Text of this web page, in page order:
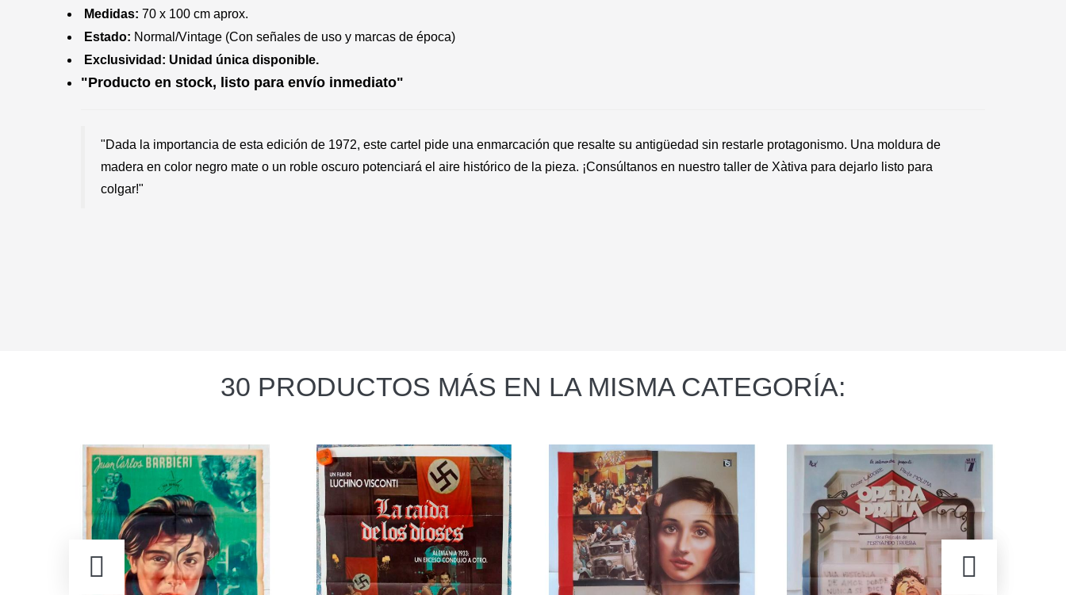
Medidas: 70 x 100 cm aprox.
Estado: Normal/Vintage (Con señales de uso y marcas de época)
Exclusividad: Unidad única disponible.
"Producto en stock, listo para envío inmediato"
"Dada la importancia de esta edición de 1972, este cartel pide una enmarcación que resalte su antigüedad sin restarle protagonismo. Una moldura de
madera en color negro mate o un roble oscuro potenciará el aire histórico de la pieza. ¡Consúltanos en nuestro taller de Xàtiva para dejarlo listo para
colgar!"
30 PRODUCTOS MÁS EN LA MISMA CATEGORÍA: